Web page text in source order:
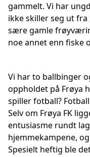
gammelt. Vi har
ikke skiller seg ut
sære gamle
noe annet enn fiske
Vi har to ballbinger
oppholdet på Frøya
spiller fotball?
Selv om Frøya FK
entusiasme rundt
hjemmekampene,
Spesielt heftig ble